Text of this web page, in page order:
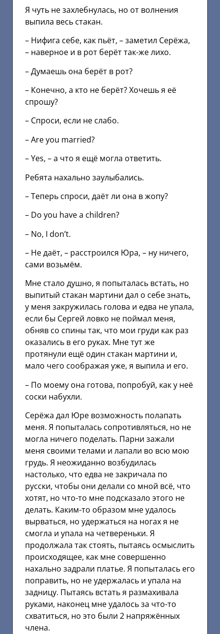
Я чуть не захлебнулась, но от волнения
выпила весь стакан.
– Нифига себе, как пьёт, – заметил Серёжа,
– наверное и в рот берёт так-же лихо.
– Думаешь она берёт в рот?
– Конечно, а кто не берёт? Хочешь я её
спрошу?
– Спроси, если не слабо.
– Аrе yоu mаrriеd?
– Yеs, – а что я ещё могла ответить.
Ребята нахально заулыбались.
– Теперь спроси, даёт ли она в жопу?
– Dо yоu hаvе а childrеn?
– Nо, I dоn’t.
– Не даёт, – расстроился Юра, – ну ничего,
сами возьмём.
Мне стало душно, я попыталась встать, но
выпитый стакан мартини дал о себе знать,
у меня закружилась голова и едва не упала,
если бы Сергей ловко не поймал меня,
обняв со спины так, что мои груди как раз
оказались в его руках. Мне тут же
протянули ещё один стакан мартини и,
мало чего соображая уже, я выпила и его.
– По моему она готова, попробуй, как у неё
соски набухли.
Серёжа дал Юре возможность полапать
меня. Я попыталась сопротивляться, но не
могла ничего поделать. Парни зажали
меня своими телами и лапали во всю мою
грудь. Я неожиданно возбудилась
настолько, что едва не закричала по
русски, чтобы они делали со мной всё, что
хотят, но что-то мне подсказало этого не
делать. Каким-то образом мне удалось
вырваться, но удержаться на ногах я не
смогла и упала на четвереньки. Я
продолжала так стоять, пытаясь осмыслить
происходящее, как мне совершенно
нахально задрали платье. Я попыталась его
поправить, но не удержалась и упала на
задницу. Пытаясь встать я размахивала
руками, наконец мне удалось за что-то
схватиться, но это были 2 напряжённых
члена.